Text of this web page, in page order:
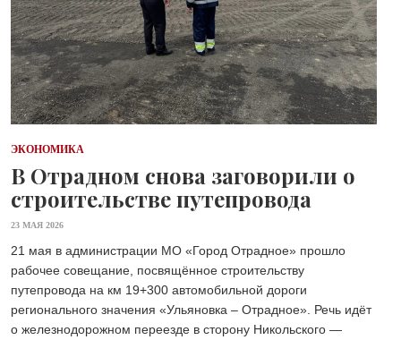
ЭКОНОМИКА
В Отрадном снова заговорили о
строительстве путепровода
23 МАЯ 2026
21 мая в администрации МО «Город Отрадное» прошло
рабочее совещание, посвящённое строительству
путепровода на км 19+300 автомобильной дороги
регионального значения «Ульяновка – Отрадное». Речь идёт
о железнодорожном переезде в сторону Никольского —